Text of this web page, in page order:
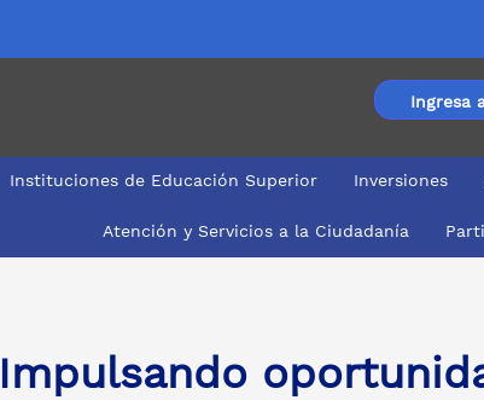
Ingresa
Instituciones de Educación Superior Inversiones
Atención y Servicios a la Ciudadanía
Impulsando